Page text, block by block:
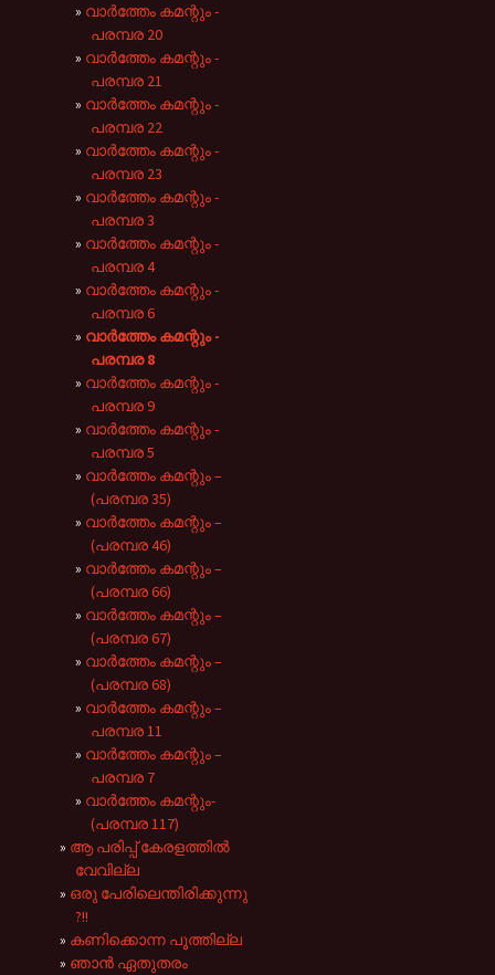
വാർത്തേം കമന്റും -
പരമ്പര 20
വാർത്തേം കമന്റും -
പരമ്പര 21
വാർത്തേം കമന്റും -
പരമ്പര 22
വാർത്തേം കമന്റും -
പരമ്പര 23
വാർത്തേം കമന്റും -
പരമ്പര 3
വാർത്തേം കമന്റും -
പരമ്പര 4
വാർത്തേം കമന്റും -
പരമ്പര 6
വാർത്തേം കമന്റും -
പരമ്പര 8
വാർത്തേം കമന്റും -
പരമ്പര 9
വാർത്തേം കമന്റും -
‪പരമ്പര‬ 5
വാർത്തേം കമന്റും –
(പരമ്പര 35)
വാർത്തേം കമന്റും –
(പരമ്പര 46)
വാർത്തേം കമന്റും –
(പരമ്പര 66)
വാർത്തേം കമന്റും –
(പരമ്പര 67)
വാർത്തേം കമന്റും –
(പരമ്പര 68)
വാർത്തേം കമന്റും –
പരമ്പര 11
വാർത്തേം കമന്റും –
പരമ്പര 7
വാർത്തേം കമന്റും-
(പരമ്പര 117)
ആ പരിപ്പ് കേരളത്തിൽ
വേവില്ല
ഒരു പേരിലെന്തിരിക്കുന്നു
?!!
കണിക്കൊന്ന പൂത്തില്ല
ഞാൻ ഏതുതരം